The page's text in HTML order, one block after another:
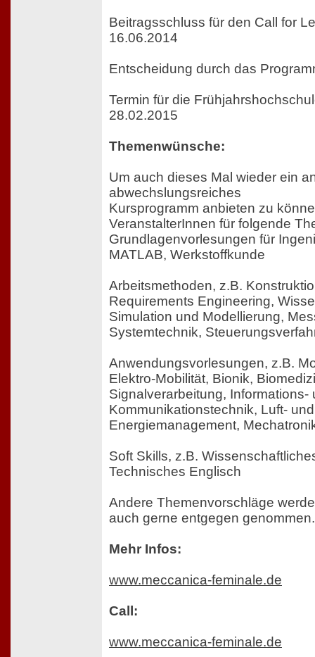
Beitragsschluss für den Call for
16.06.2014
Entscheidung durch das
Termin für die
28.02.2015
Themenwünsche:
Um auch dieses Mal wieder ein
abwechslungsreiches
Kursprogramm anbieten zu
VeranstalterInnen für folgende
Grundlagenvorlesungen für
MATLAB, Werkstoffkunde
Arbeitsmethoden, z.B.
Requirements Engineering,
Simulation und Modellierung,
Systemtechnik,
Anwendungsvorlesungen, z.B.
Elektro-Mobilität, Bionik,
Signalverarbeitung, Informations-
Kommunikationstechnik, Luft-
Energiemanagement,
Soft Skills, z.B.
Technisches Englisch
Andere Themenvorschläge
auch gerne entgegen genommen.
Mehr Infos:
www.meccanica-feminale.de
Call:
www.meccanica-feminale.de